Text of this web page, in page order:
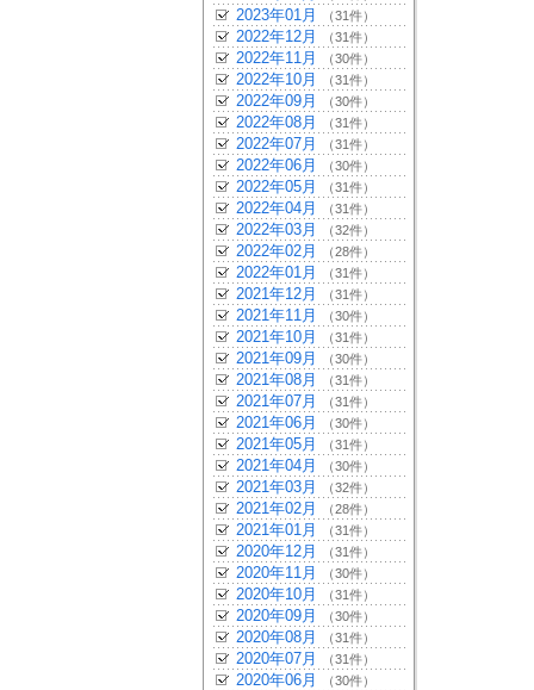
2023年01月 （31件）
2022年12月 （31件）
2022年11月 （30件）
2022年10月 （31件）
2022年09月 （30件）
2022年08月 （31件）
2022年07月 （31件）
2022年06月 （30件）
2022年05月 （31件）
2022年04月 （31件）
2022年03月 （32件）
2022年02月 （28件）
2022年01月 （31件）
2021年12月 （31件）
2021年11月 （30件）
2021年10月 （31件）
2021年09月 （30件）
2021年08月 （31件）
2021年07月 （31件）
2021年06月 （30件）
2021年05月 （31件）
2021年04月 （30件）
2021年03月 （32件）
2021年02月 （28件）
2021年01月 （31件）
2020年12月 （31件）
2020年11月 （30件）
2020年10月 （31件）
2020年09月 （30件）
2020年08月 （31件）
2020年07月 （31件）
2020年06月 （30件）